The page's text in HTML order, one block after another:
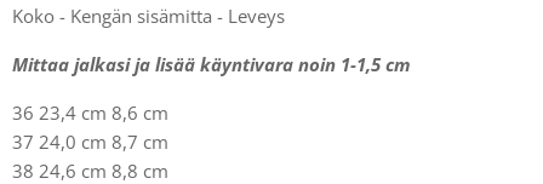
Koko - Kengän sisämitta - Leveys
Mittaa jalkasi ja lisää käyntivara noin 1-1,5 cm
36 23,4 cm 8,6 cm
37 24,0 cm 8,7 cm
38 24,6 cm 8,8 cm